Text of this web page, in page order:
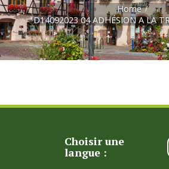
Home
D14092023 04 ADHÉSION A LA
Choisir une
langue :